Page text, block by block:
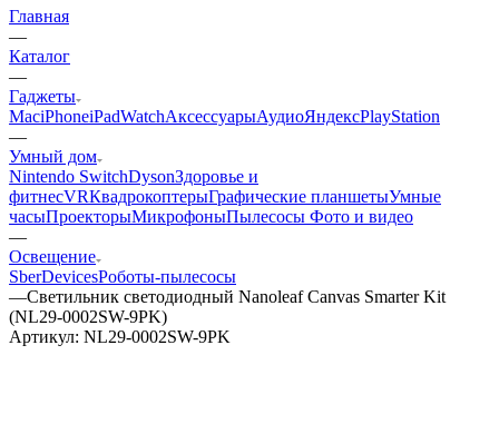
Главная
—
Каталог
—
Гаджеты
MaciPhoneiPadWatchАксессуарыАудиоЯндексPlayStation
—
Умный дом
Nintendo SwitchDysonЗдоровье и
фитнесVRКвадрокоптерыГрафические планшетыУмные
часыПроекторыМикрофоныПылесосы Фото и видео
—
Освещение
SberDevicesРоботы-пылесосы
—Светильник светодиодный Nanoleaf Canvas Smarter Kit
(NL29-0002SW-9PK)
Артикул: NL29-0002SW-9PK